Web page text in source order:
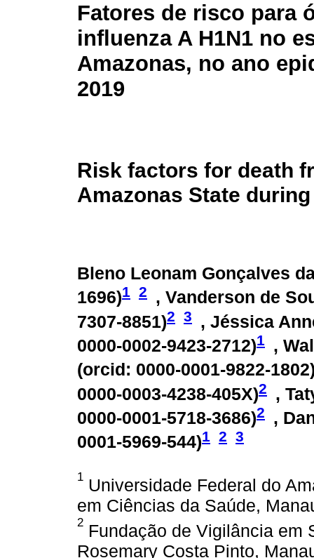
Fatores de risco para
influenza A H1N1 no
Amazonas, no ano
2019
Risk factors for death
Amazonas State
Bleno Leonam Gonçalves
1696)1 2
, Vanderson de
7307-8851)2 3
, Jéssica
0000-0002-9423-2712)1 ,
(orcid: 0000-0001-9822-1802
0000-0003-4238-405X)2
,
0000-0001-5718-3686)2
,
0001-5969-544)1 2 3
1 Universidade Federal do
em Ciências da Saúde,
2 Fundação de Vigilância em
Rosemary Costa Pinto,